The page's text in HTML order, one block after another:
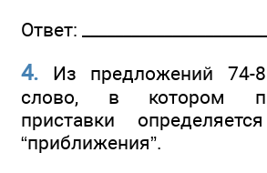
Ответ:
4. Из предложений 74-
слово, в котором
приставки
“приближения”.